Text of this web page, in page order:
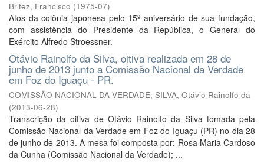
Britez, Francisco (1975-07)
Atos da colônia japonesa pelo 15º aniversário de sua fundação,
com assistência do Presidente da República, o General do
Exército Alfredo Stroessner.
Otávio Rainolfo da Silva, oitiva realizada em 28 de
junho de 2013 junto a Comissão Nacional da Verdade
em Foz do Iguaçu - PR.
COMISSÃO NACIONAL DA VERDADE; SILVA, Otávio Rainolfo da
(2013-06-28)
Transcrição da oitiva de Otávio Rainolfo da Silva tomada pela
Comissão Nacional da Verdade em Foz do Iguaçu (PR) no dia 28
de junho de 2013. A mesa foi composta por: Rosa Maria Cardoso
da Cunha (Comissão Nacional da Verdade); ...